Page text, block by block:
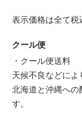
表示価格は全て税
クール便
・クール便送料
天候不良などによ
北海道と沖縄への
す。